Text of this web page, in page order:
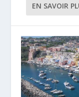
EN SAVOIR